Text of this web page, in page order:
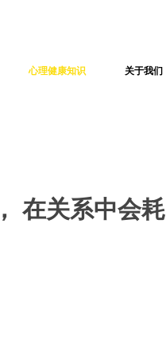
心理健康知识 关于我们
在关系中会耗